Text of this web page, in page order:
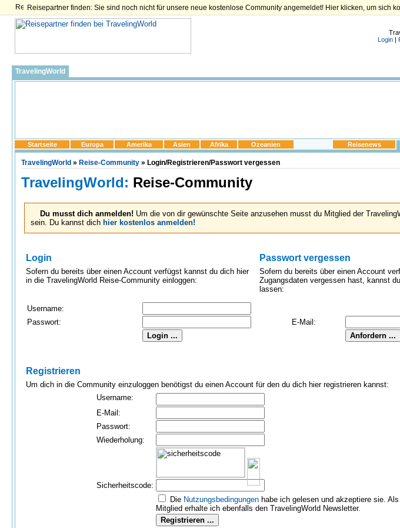
Reisepartner finden: Sie sind noch nicht für unsere neue kostenlose Community angemeldet! Hier klicken, um sich
Login |
TravelingWorld
Startseite Europa Amerika Asien Afrika Ozeanien Reisenews
TravelingWorld » Reise-Community » Login/Registrieren/Passwort vergessen
TravelingWorld: Reise-Community
Du musst dich anmelden! Um die von dir gewünschte Seite anzusehen musst du Mitglied der
sein. Du kannst dich hier kostenlos anmelden!
Login
Sofern du bereits über einen Account verfügst kannst du dich hier
in die TravelingWorld Reise-Community einloggen:
Passwort vergessen
Sofern du bereits über einen Account
Zugangsdaten vergessen hast, kannst
lassen:
Username:
Passwort:
E-Mail:
Registrieren
Um dich in die Community einzuloggen benötigst du einen Account für den du dich hier registrieren kannst:
Username:
E-Mail:
Passwort:
Wiederholung:
Sicherheitscode:
Die Nutzungs­bedingungenhabe ich gelesen und akzeptiere sie. Als
Mitglied erhalte ich ebenfalls den TravelingWorld Newsletter.